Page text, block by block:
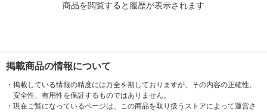
商品を閲覧すると履歴が表示されます
掲載商品の情報について
・ 掲載している情報の精度には万全を期しておりますが、その内容の正確性、
安全性、有用性を保証するものではありません。
・ 現在ご覧になっているページは、この商品を取り扱うストアによって運営さ